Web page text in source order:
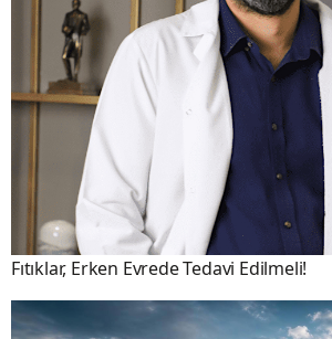
Fıtıklar, Erken Evrede Tedavi Edilmeli!